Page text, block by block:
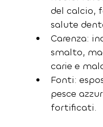
del calcio,
salute
Carenza:
smalto,
carie e
Fonti:
pesce
fortificati.